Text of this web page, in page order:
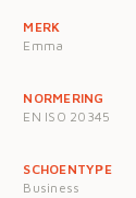
MERK
Emma
NORMERING
EN ISO 20345
SCHOENTYPE
Business